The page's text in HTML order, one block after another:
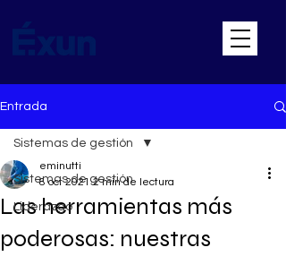
Entrada
Sistemas de gestión
Liderazgo
Sistemas de gestión
Las herramientas más
poderosas: nuestras
eminutti
8 oct 2021 2 min de lectura